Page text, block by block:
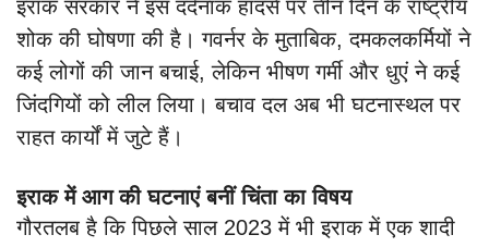
इराक सरकार ने इस दर्दनाक हादसे पर तीन दिन के राष्ट्रीय
शोक की घोषणा की है। गवर्नर के मुताबिक, दमकलकर्मियों ने
कई लोगों की जान बचाई, लेकिन भीषण गर्मी और धुएं ने कई
जिंदगियों को लील लिया। बचाव दल अब भी घटनास्थल पर
राहत कार्यों में जुटे हैं।
इराक में आग की घटनाएं बनीं चिंता का विषय
गौरतलब है कि पिछले साल 2023 में भी इराक में एक शादी